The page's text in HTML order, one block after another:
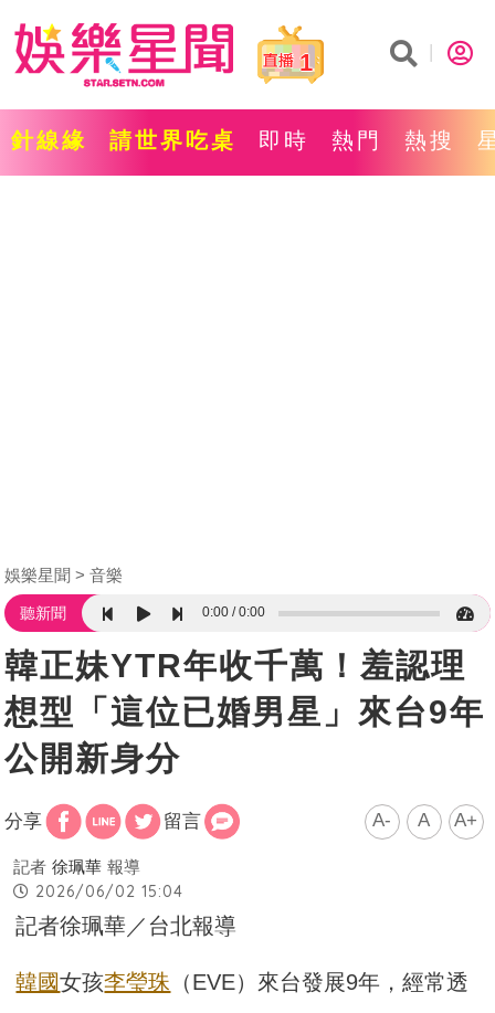
1
針線緣 請世界吃桌 即時 熱門 熱搜
娛樂星聞 音樂
聽新聞 0:00 0:00
韓正妹YTR年收千萬！羞認理
想型「這位已婚男星」來台9年
公開新身分
分享 留言 A- A A+
記者 徐珮華 報導
2026/06/02 15:04
記者徐珮華／台北報導
韓國女孩李瑩珠 （EVE）來台發展9年，經常透